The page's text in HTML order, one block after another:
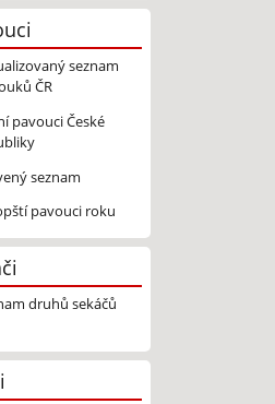
seznam
ČR
pavouci České
seznam
pavouci roku
druhů sekáčů